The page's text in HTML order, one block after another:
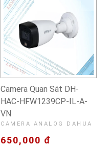
Camera Quan Sát DH-
HAC-HFW1239CP-IL-A-
VN
CAMERA ANALOG DAHUA
650,000 đ